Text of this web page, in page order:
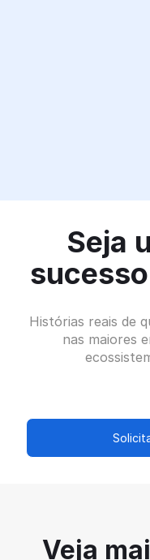
Seja
Histórias reais de
nas maiores
Veja